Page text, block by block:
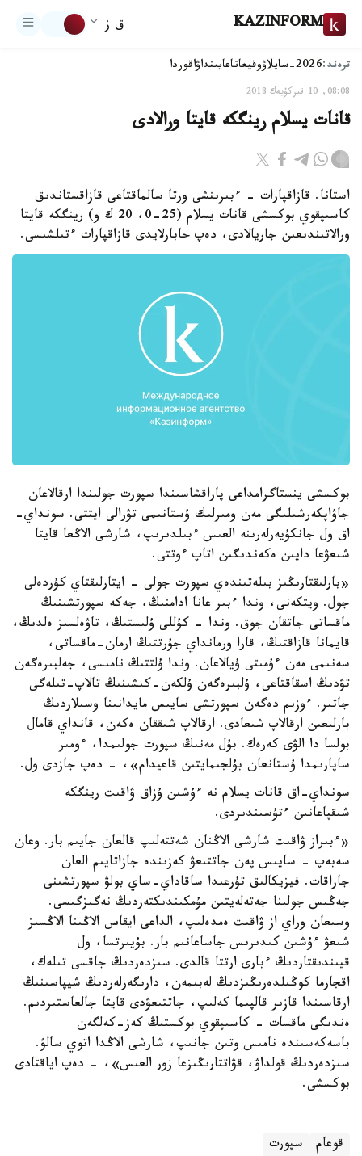
KAZINFORM ق ز
ترەند:2026-سايلاۋ وقيعاتاعايىنداۋاقوردا
08:08, 10 قىركۇيەك 2018
قانات يسلام رينگكە قايتا ورالادى
استانا. قازاقپارات - ءبىرىنشى ورتا سالماقتاعى قازاقستاندىق
كاسىپقوي بوكسشى قانات يسلام (25-0، 20 ك و) رينگكە قايتا
ورالاتىندىعىن جاريالادى، دەپ حابارلايدى قازاقپارات ءتىلشىسى.
بوكسشى ينستاگرامداعى پاراقشاسىندا سپورت جولىندا ارقالاعان
جاۋاپكەرشىلىگى مەن ومىرلىك ۇستانىمى تۋرالى ايتتى. سونداي-
اق ول جانكۇيەرلەرىنە العىس ءبىلدىرىپ، شارشى الاڭعا قايتا
شىعۋعا دايىن ەكەندىگىن اتاپ ءوتتى.
«بارلىقتارىڭىز بىلەتىندەي سپورت جولى - ايتارلىقتاي كۇردەلى
جول. ويتكەنى، وندا ءبىر عانا ادامنىڭ، جەكە سپورتشىنىڭ
ماقساتى جاتقان جوق. وندا - كۇللى ۇلىستىڭ، تاۋەلسىز ەلدىڭ،
قايمانا قازاقتىڭ، قارا ورمانداي جۇرتتىڭ ارمان-ماقساتى،
سەنىمى مەن ءۇمىتى ۇيالاعان. وندا ۇلتتىڭ نامىسى، جەلبىرەگەن
تۋدىڭ اسقاقتاعى، ۇلبىرەگەن ۇلكەن-كىشىنىڭ تالاپ-تىلەگى
جاتىر. ءوزىم دەگەن سپورتشى سايىس مايدانىنا وسىلاردىڭ
بارلىعىن ارقالاپ شىعادى. ارقالاپ شىققان ەكەن، قانداي قامال
بولسا دا الۋى كەرەك. بۇل مەنىڭ سپورت جولىمدا، ءومىر
ساپارىمدا ۇستانعان بۇلجىمايتىن قاعيدام»، - دەپ جازدى ول.
سونداي-اق قانات يسلام نە ءۇشىن ۇزاق ۋاقىت رينگكە
شىقپاعانىن ءتۇسىندىردى.
«ءبىراز ۋاقىت شارشى الاڭنان شەتتەلىپ قالعان جايىم بار. وعان
سەبەپ - سايىس پەن جاتتىعۋ كەزىندە جازاتايىم العان
جاراقات. فيزيكالىق تۇرعىدا ساقاداي-ساي بولۋ سپورتشىنى
جەڭىس جولىنا جەتەلەيتىن مۇمكىندىكتەردىڭ نەگىزگىسى.
وسىعان وراي از ۋاقىت ەمدەلىپ، الداعى ايقاس الاڭىنا الاڭسىز
شىعۋ ءۇشىن كىدىرىس جاساعانىم بار. بۇيىرتسا، ول
قيىندىقتاردىڭ ءبارى ارتتا قالدى. سىزدەردىڭ جاقسى تىلەك،
اقجارما كوڭىلدەرىڭىزدىڭ لەبىمەن، دارىگەرلەردىڭ شيپاسىنىڭ
ارقاسىندا قازىر قالپىما كەلىپ، جاتتىعۋدى قايتا جالعاستىردىم.
ەندىگى ماقسات - كاسىپقوي بوكستىڭ كەز-كەلگەن
باسەكەسىندە نامىس وتىن جانىپ، شارشى الاڭدا اتوي سالۋ.
سىزدەردىڭ قولداۋ، قۋاتتارىڭىزعا زور العىس»، - دەپ اياقتادى
بوكسشى.
قوعام سپورت